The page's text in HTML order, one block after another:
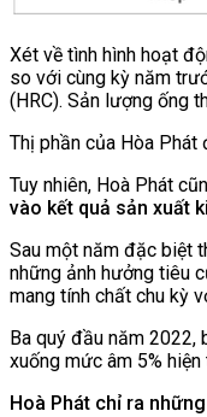
Xét về tình hình hoạt
so với cùng kỳ năm
(HRC). Sản lượng ống
Thị phần của Hòa
Tuy nhiên, Hoà Phát
vào kết quả sản xuất
Sau một năm đặc biệt
những ảnh hưởng tiêu
mang tính chất chu kỳ
Ba quý đầu năm
xuống mức âm 5% hiện
Hoà Phát chỉ ra